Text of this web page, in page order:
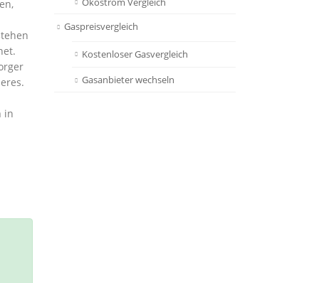
in
Gaspreisvergleich
Kostenloser Gasvergleich
Gasanbieter wechseln